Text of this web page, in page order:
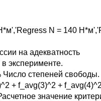
N = 140
на адекватность
эксперименте.
Число степеней свободы.
+ f_avg(3)^2 +
значение